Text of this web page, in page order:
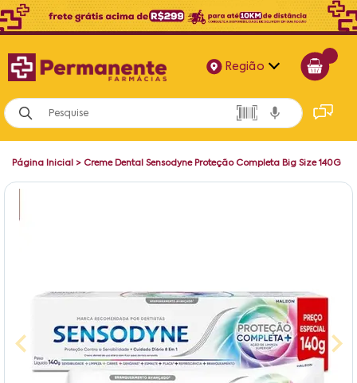
Região
Alagoas
Bahia
Página Inicial > Creme Dental Sensodyne Proteção Completa Big Size 140G